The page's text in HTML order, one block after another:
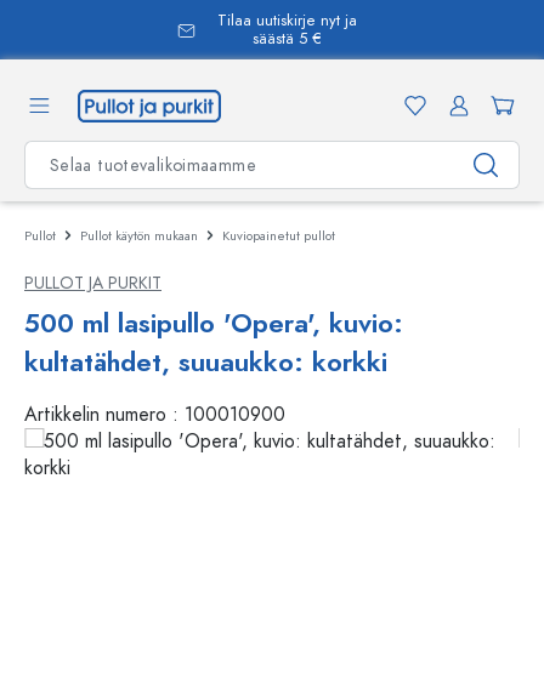
Tilaa uutiskirje nyt ja
säästä 5 €
Pullot Pullot käytön mukaan Kuviopainetut pullot
PULLOT JA PURKIT
500 ml lasipullo 'Opera', kuvio:
kultatähdet, suuaukko: korkki
Artikkelin numero : 100010900